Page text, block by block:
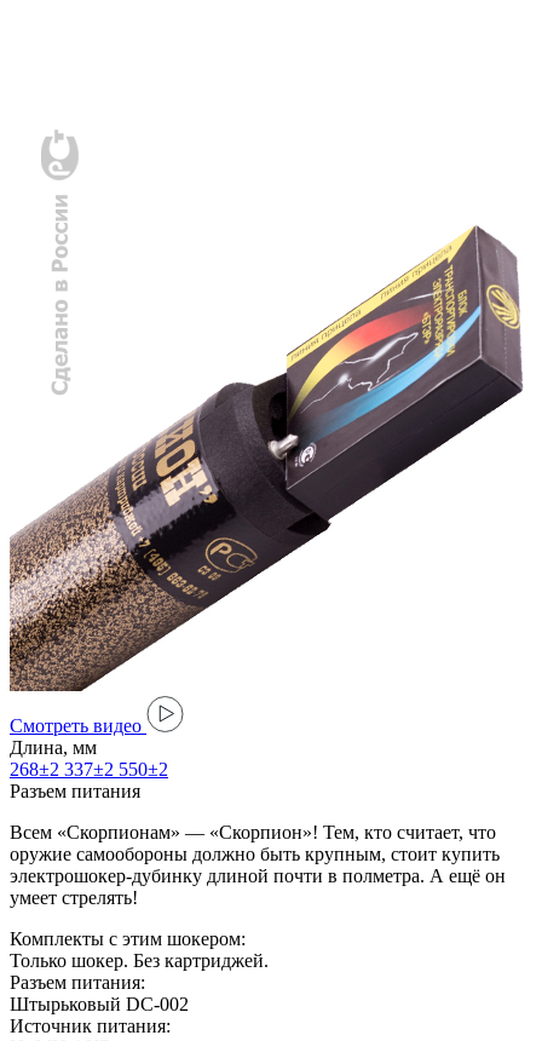
Cмотреть видео
Длина, мм
268±2 337±2 550±2
Разъем питания
Всем «Скорпионам» — «Скорпион»! Тем, кто считает, что
оружие самообороны должно быть крупным, стоит купить
электрошокер-дубинку длиной почти в полметра. А ещё он
умеет стрелять!
Комплекты с этим шокером:
Только шокер. Без картриджей.
Разъем питания:
Штырьковый DC-002
Источник питания: